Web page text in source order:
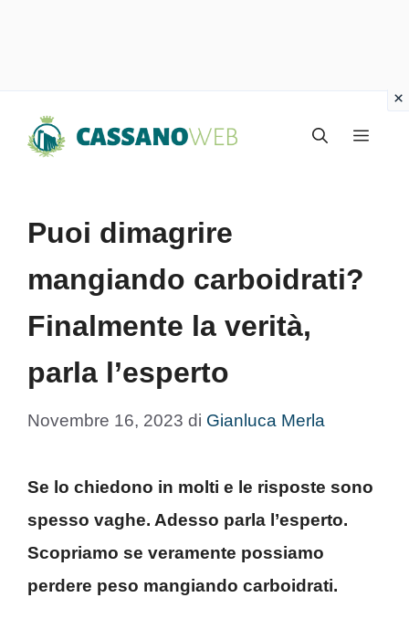
Menu
Puoi dimagrire
mangiando carboidrati?
Finalmente la verità,
parla l’esperto
Novembre 16, 2023 di Gianluca Merla
Se lo chiedono in molti e le risposte sono
spesso vaghe. Adesso parla l’esperto.
Scopriamo se veramente possiamo
perdere peso mangiando carboidrati.